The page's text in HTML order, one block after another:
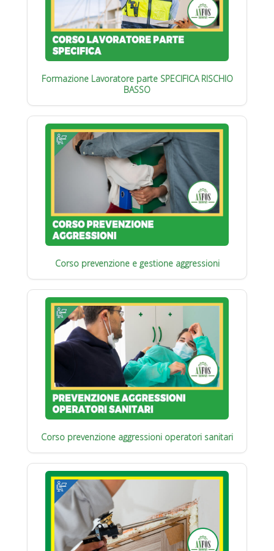
Formazione Lavoratore parte SPECIFICA RISCHIO
BASSO
Corso prevenzione e gestione aggressioni
Corso prevenzione aggressioni operatori sanitari